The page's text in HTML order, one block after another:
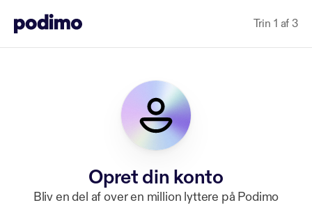
Trin 1 af 3
Opret din konto
Bliv en del af over en million lyttere på Podimo